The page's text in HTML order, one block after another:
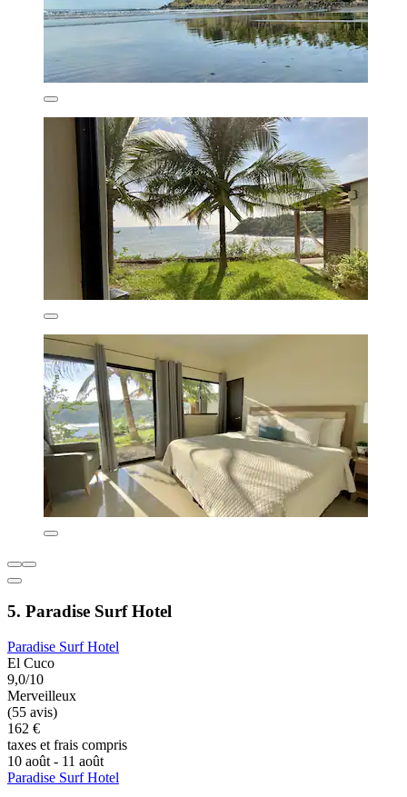
5. Paradise Surf Hotel
Paradise Surf Hotel
El Cuco
9,0/10
Merveilleux
(55 avis)
162 €
taxes et frais compris
10 août - 11 août
Paradise Surf Hotel